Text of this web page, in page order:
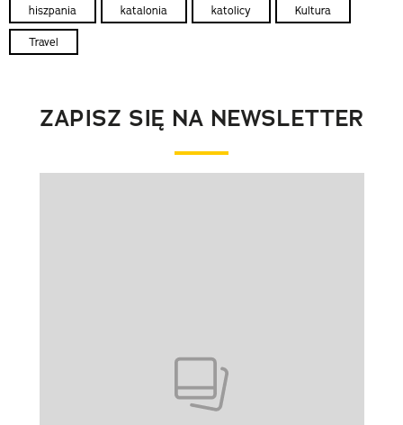
hiszpania katalonia katolicy Kultura
Travel
ZAPISZ SIĘ NA NEWSLETTER